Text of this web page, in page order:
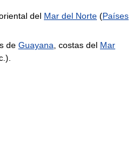
del Mar del Norte (Países
de Guayana, costas del Mar